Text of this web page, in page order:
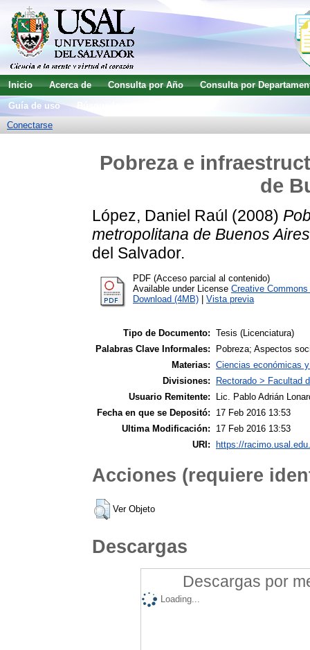
Inicio Acerca de Consulta por Año
Consulta por
Guía de uso
Conectarse
Pobreza e
de
López, Daniel Raúl (2008)
metropolitana de Buenos
del Salvador.
PDF (Acceso parcial al contenido)
Available under License Creative
Download (4MB)
Vista previa
Tipo de Documento: Tesis (Licenciatura)
Palabras Clave Informales:
Pobreza; Aspectos
Materias: Ciencias económicas
Divisiones:
Rectorado > Facultad
Usuario Remitente:
Lic. Pablo Adrián
Fecha en que se Depositó:
17 Feb 2016 13:53
Ultima Modificación:
17 Feb 2016 13:53
URI:
https://
Acciones (requiere
Ver Objeto
Descargas
Descargas por
Loading...